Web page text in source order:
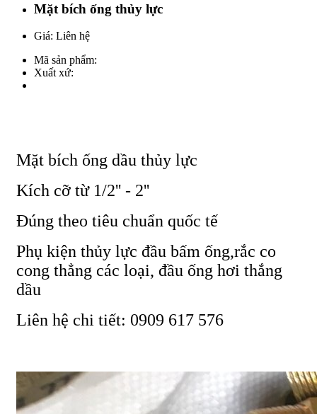
Mặt bích ống thủy lực
Giá: Liên hệ
Mã sản phẩm:
Xuất xứ:
Mặt bích ống dầu thủy lực
Kích cỡ từ 1/2'' - 2''
Đúng theo tiêu chuẩn quốc tế
Phụ kiện thủy lực đầu bấm ống,rắc co
cong thẳng các loại, đầu ống hơi thắng
dầu
Liên hệ chi tiết: 0909 617 576